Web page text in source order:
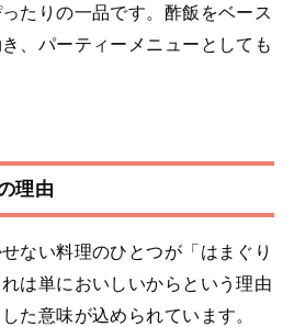
たりの一品です。酢飯をベース
、パーティーメニューとしても
理由
ない料理のひとつが「はまぐり
は単においしいからという理由
た意味が込められています。